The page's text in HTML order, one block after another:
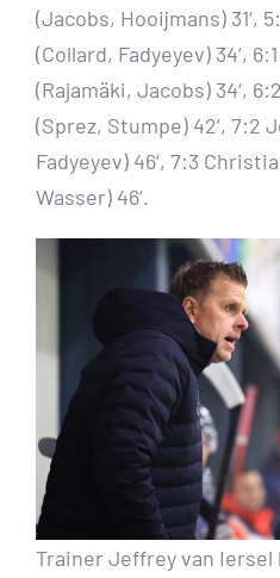
(Jacobs, Hooijmans) 31‘,
(Collard, Fadyeyev) 34‘,
(Rajamäki, Jacobs) 34‘,
(Sprez, Stumpe) 42‘, 7:2
Fadyeyev) 46‘, 7:3
Wasser) 46‘.
Trainer Jeffrey van